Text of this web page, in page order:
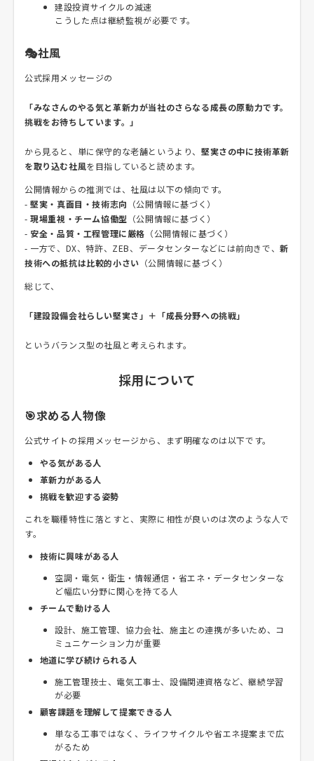
建設投資サイクルの減速
こうした点は継続監視が必要です。
🎭社風
公式採用メッセージの
「みなさんのやる気と革新力が当社のさらなる成長の原動力です。
挑戦をお待ちしています。」
から見ると、単に保守的な老舗というより、堅実さの中に技術革新
を取り込む社風を目指していると読めます。
公開情報からの推測では、社風は以下の傾向です。
-堅実・真面目・技術志向 （公開情報に基づく）
-現場重視・チーム協働型 （公開情報に基づく）
- 安全・品質・工程管理に厳格 （公開情報に基づく）
- 一方で、DX、特許、ZEB、データセンターなどには前向きで、新
技術への抵抗は比較的小さい （公開情報に基づく）
総じて、
「建設設備会社らしい堅実さ」＋「成長分野への挑戦」
というバランス型の社風と考えられます。
採用について
🎯求める人物像
公式サイトの採用メッセージから、まず明確なのは以下です。
やる気がある人
革新力がある人
挑戦を歓迎する姿勢
これを職種特性に落とすと、実際に相性が良いのは次のような人で
す。
技術に興味がある人
空調・電気・衛生・情報通信・省エネ・データセンターな
ど幅広い分野に関心を持てる人
チームで動ける人
設計、施工管理、協力会社、施主との連携が多いため、コ
ミュニケーション力が重要
地道に学び続けられる人
施工管理技士、電気工事士、設備関連資格など、継続学習
が必要
顧客課題を理解して提案できる人
単なる工事ではなく、ライフサイクルや省エネ提案まで広
がるため